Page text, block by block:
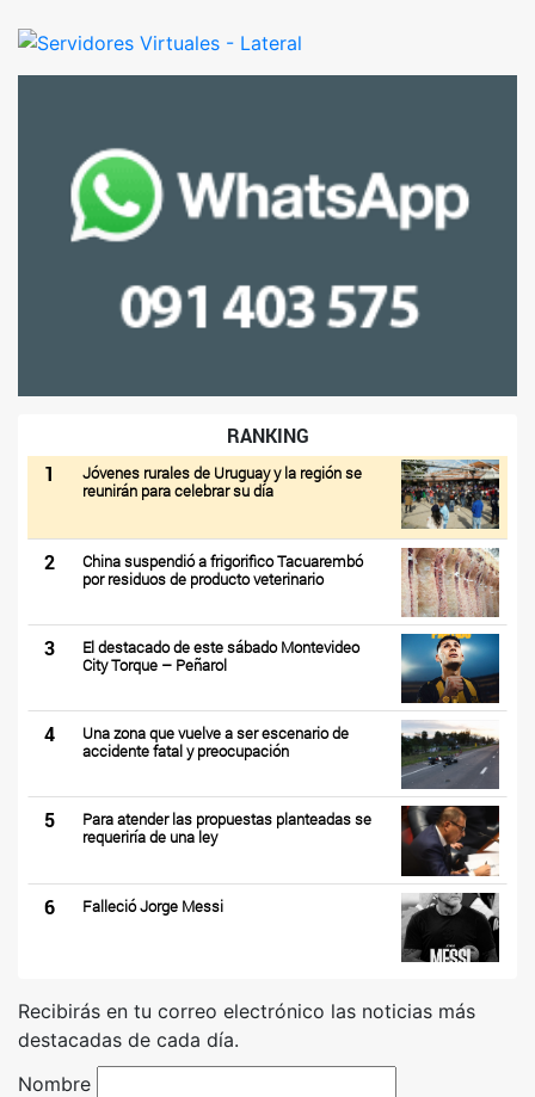
RANKING
1
Jóvenes rurales de Uruguay y la región se
reunirán para celebrar su día
2
China suspendió a frigorifico Tacuarembó
por residuos de producto veterinario
3
El destacado de este sábado Montevideo
City Torque – Peñarol
4
Una zona que vuelve a ser escenario de
accidente fatal y preocupación
5
Para atender las propuestas planteadas se
requeriría de una ley
6 Falleció Jorge Messi
Recibirás en tu correo electrónico las noticias más
destacadas de cada día.
Nombre